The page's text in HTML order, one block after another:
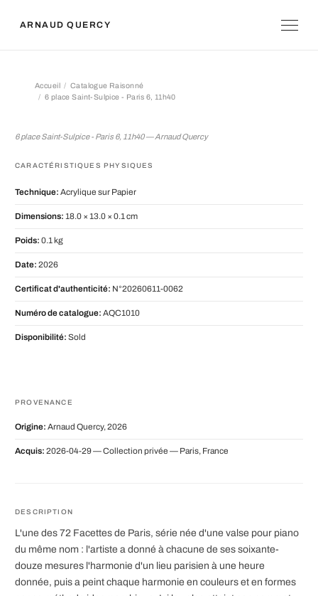
ARNAUD QUERCY
Accueil
Catalogue Raisonné
6 place Saint-Sulpice - Paris 6, 11h40
6 place Saint-Sulpice - Paris 6, 11h40 — Arnaud Quercy
CARACTÉRISTIQUES PHYSIQUES
Technique: Acrylique sur Papier
Dimensions: 18.0 × 13.0 × 0.1 cm
Poids: 0.1 kg
Date: 2026
Certificat d'authenticité: N°20260611-0062
Numéro de catalogue: AQC1010
Disponibilité: Sold
PROVENANCE
Origine: Arnaud Quercy, 2026
Acquis: 2026-04-29 — Collection privée — Paris, France
DESCRIPTION
L'une des 72 Facettes de Paris, série née d'une valse pour piano
du même nom : l'artiste a donné à chacune de ses soixante-
douze mesures l'harmonie d'un lieu parisien à une heure
donnée, puis a peint chaque harmonie en couleurs et en formes